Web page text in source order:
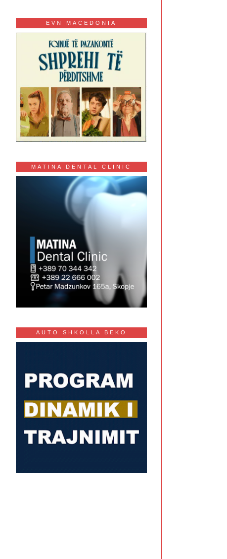
EVN MACEDONIA
MATINA DENTAL CLINIC
AUTO SHKOLLA BEKO